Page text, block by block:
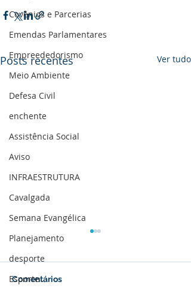
Covênios e Parcerias
Emendas Parlamentares
Empreededorismo
Meio Ambiente
Defesa Civil
enchente
Assistência Social
Aviso
INFRAESTRUTURA
Cavalgada
Semana Evangélica
Planejamento
desporte
Esporte
Posts recentes Ver tudo
Comentários